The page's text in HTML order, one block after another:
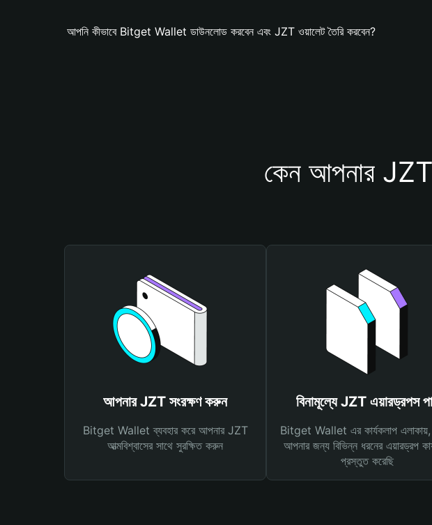
আপনি কীভাবে Bitget Wallet ডাউনলোড করবেন এবং JZT ওয়ালেট তৈরি করবেন?
কেন আপনার JZT
আপনার JZT সংরক্ষণ করুন
Bitget Wallet ব্যবহার করে আপনার JZT
আত্মবিশ্বাসের সাথে সুরক্ষিত করুন
বিনামূল্যে JZT এয়ারড্রপস
Bitget Wallet এর কার্যকলাপ
আপনার জন্য বিভিন্ন ধরনের এয়ারড্রপ
প্রস্তুত করেছি